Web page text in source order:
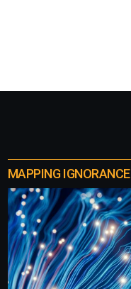
MAPPING IGNORANCE